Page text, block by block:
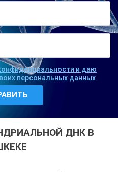
и даю
персональных данных
ДНК В